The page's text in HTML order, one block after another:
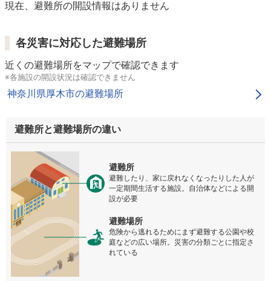
現在、避難所の開設情報はありません
各災害に対応した避難場所
近くの避難場所をマップで確認できます
※各施設の開設状況は確認できません
神奈川県厚木市の避難場所
避難所と避難場所の違い
避難所
避難したり、家に戻れなくなったりした人が
一定期間生活する施設。自治体などによる開
設が必要
避難場所
危険から逃れるためにまず避難する公園や校
庭などの広い場所。災害の分類ごとに指定さ
れている